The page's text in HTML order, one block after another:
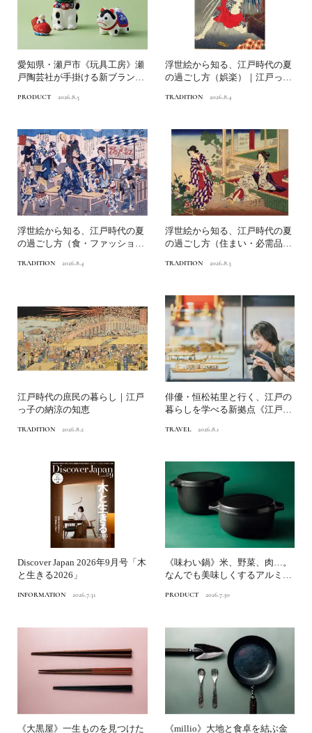
愛知県・瀬戸市《玩具工房》瀬
戸陶芸社が手掛ける新ブランド
PRODUCT 2026.8.5
浮世絵から知る、江戸時代の夏
の過ごし方（娯楽）｜江戸っ子
TRADITION 2026.8.4
浮世絵から知る、江戸時代の夏
の過ごし方（食・ファッショ
TRADITION 2026.8.4
浮世絵から知る、江戸時代の夏
の過ごし方（住まい・必需品）
TRADITION 2026.8.3
江戸時代の庶民の暮らし｜江戸
っ子の納涼の知恵
TRADITION 2026.8.2
俳優・恒松祐里と行く、江戸の
暮らしを学べる新拠点《江戸東
TRAVEL 2026.8.1
Discover Japan 2026年9月号「木
と生きる2026」
INFORMATION 2026.7.31
《味わい鍋》米、野菜、肉…。
なんでも美味しくするアルミ鋳
PRODUCT 2026.7.30
《大黒屋》一生ものを見つけた 《millio》大地と食卓を結ぶ金